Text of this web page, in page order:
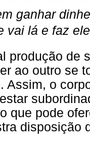
ganhar
vai lá e faz ele
produção de
ao outro se
Assim, o
que pode
disposição